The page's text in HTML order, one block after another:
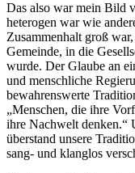
Das also war mein Bild
heterogen war wie
Zusammenhalt groß
Gemeinde, in die
wurde. Der Glaube an
und menschliche
bewahrenswerte
„Menschen, die ihre
ihre Nachwelt denken.“
überstand unsere
sang- und klanglos